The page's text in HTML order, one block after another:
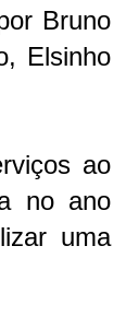
Bruno
Elsinho
ao
no ano
uma